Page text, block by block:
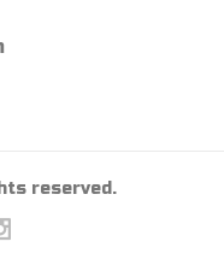
reserved.